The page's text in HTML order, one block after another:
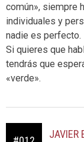
común», siempre
individuales y
nadie es perfecto.
Si quieres que
tendrás que
«verde».
JAVIER